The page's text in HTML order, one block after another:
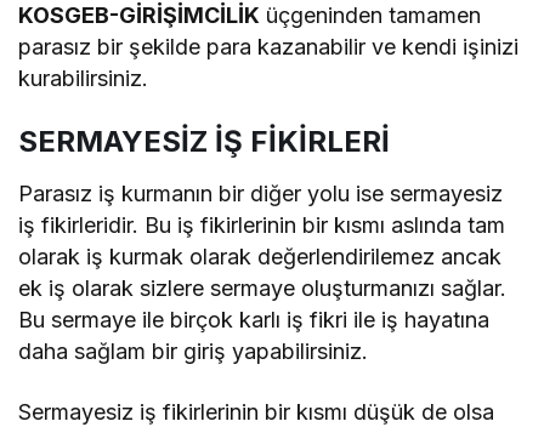
KOSGEB-GİRİŞİMCİLİK üçgeninden tamamen
parasız bir şekilde para kazanabilir ve kendi işinizi
kurabilirsiniz.
SERMAYESİZ İŞ FİKİRLERİ
Parasız iş kurmanın bir diğer yolu ise sermayesiz
iş fikirleridir. Bu iş fikirlerinin bir kısmı aslında tam
olarak iş kurmak olarak değerlendirilemez ancak
ek iş olarak sizlere sermaye oluşturmanızı sağlar.
Bu sermaye ile birçok karlı iş fikri ile iş hayatına
daha sağlam bir giriş yapabilirsiniz.
Sermayesiz iş fikirlerinin bir kısmı düşük de olsa